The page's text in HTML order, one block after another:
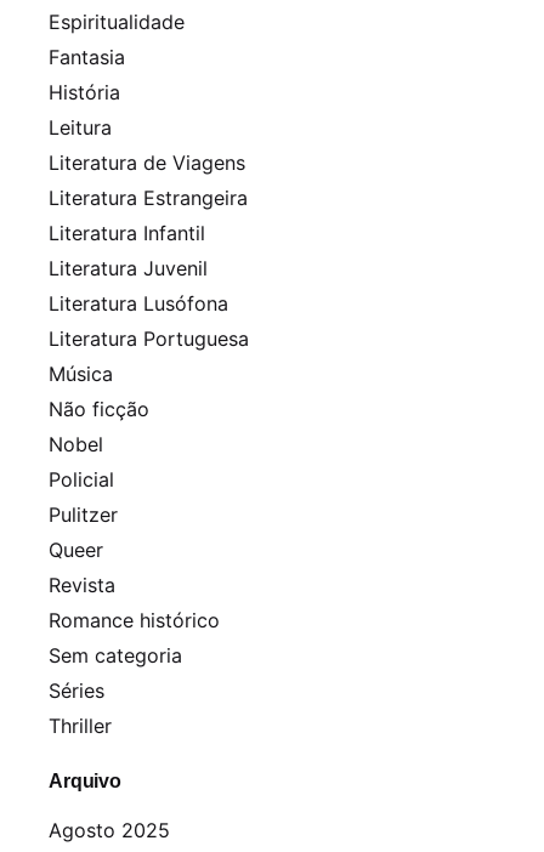
Espiritualidade
Fantasia
História
Leitura
Literatura de Viagens
Literatura Estrangeira
Literatura Infantil
Literatura Juvenil
Literatura Lusófona
Literatura Portuguesa
Música
Não ficção
Nobel
Policial
Pulitzer
Queer
Revista
Romance histórico
Sem categoria
Séries
Thriller
Arquivo
Agosto 2025